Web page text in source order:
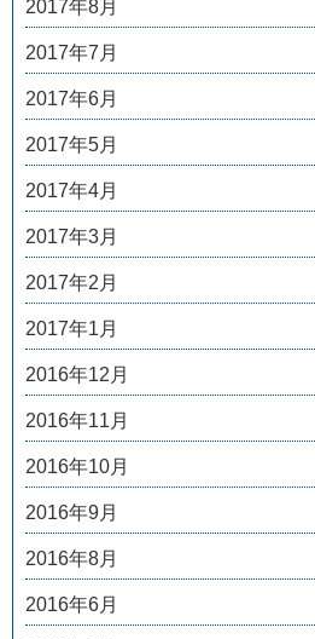
2017年8月
2017年7月
2017年6月
2017年5月
2017年4月
2017年3月
2017年2月
2017年1月
2016年12月
2016年11月
2016年10月
2016年9月
2016年8月
2016年6月